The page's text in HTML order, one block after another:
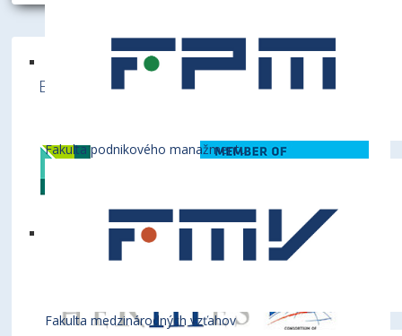
Fakulta podnikového manažmentu
Fakulta medzinárodných vzťahov
Ekonomická univerzita v Bratislave je členom